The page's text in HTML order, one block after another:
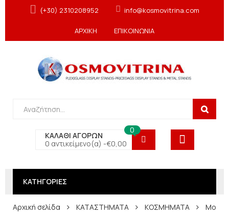
(+30) 2310208952 info@kosmovitrina.com
ΑΡΧΙΚΗ ΕΠΙΚΟΙΝΩΝΙΑ
ΚΑΛΑΘΙ ΑΓΟΡΩΝ
0 αντικείμενο(α) -€0,00
0
ΚΑΤΗΓΟΡΙΕΣ
Αρχική σελίδα ΚΑΤΑΣΤΗΜΑΤΑ ΚΟΣΜΗΜΑΤΑ Μονό